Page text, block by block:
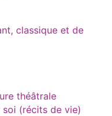
classique et de
théâtrale
soi (récits de vie)